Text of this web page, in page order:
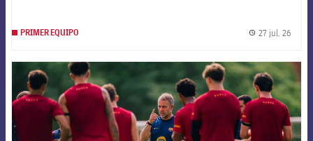
PRIMER EQUIPO 27 jul. 26
FCB Barcelona badge